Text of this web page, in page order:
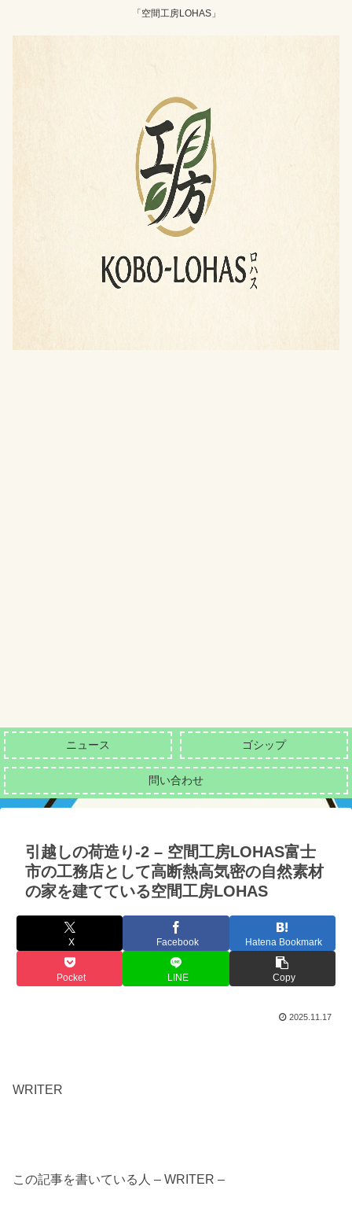
「空間工房LOHAS」
ニュース ゴシップ
問い合わせ
引越しの荷造り-2 – 空間工房LOHAS富士
市の工務店として高断熱高気密の自然素材
の家を建てている空間工房LOHAS
X Facebook Hatena Bookmark
Pocket LINE Copy
2025.11.17
WRITER
この記事を書いている人 – WRITER –